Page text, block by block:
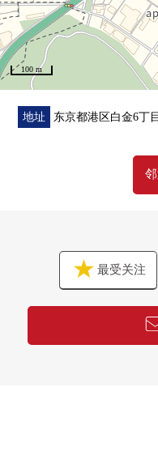
100 m
地址 东京都港区白金6丁目
最受关注